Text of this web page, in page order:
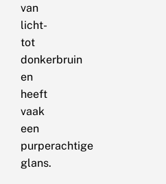
van
licht-
tot
donkerbruin
en
heeft
vaak
een
purperachtige
glans.